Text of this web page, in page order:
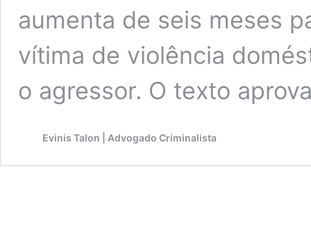
aumenta de seis meses
vítima de violência
o agressor. O texto
Evinis Talon | Advogado Criminalista